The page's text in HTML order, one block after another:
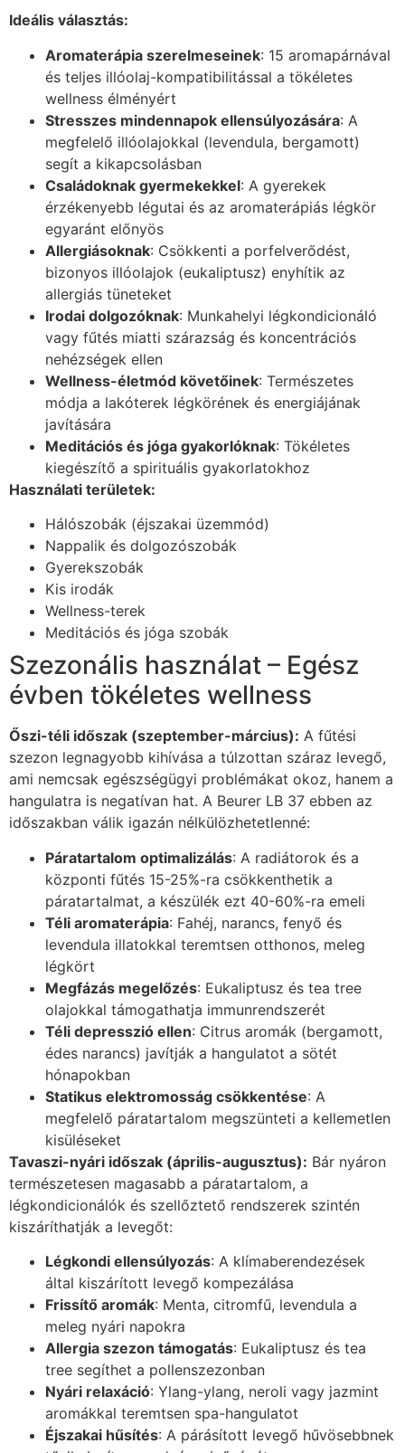
Ideális választás:
Aromaterápia szerelmeseinek: 15 aromapárnával
és teljes illóolaj-kompatibilitással a tökéletes
wellness élményért
Stresszes mindennapok ellensúlyozására: A
megfelelő illóolajokkal (levendula, bergamott)
segít a kikapcsolásban
Családoknak gyermekekkel: A gyerekek
érzékenyebb légutai és az aromaterápiás légkör
egyaránt előnyös
Allergiásoknak: Csökkenti a porfelverődést,
bizonyos illóolajok (eukaliptusz) enyhítik az
allergiás tüneteket
Irodai dolgozóknak: Munkahelyi légkondicionáló
vagy fűtés miatti szárazság és koncentrációs
nehézségek ellen
Wellness-életmód követőinek: Természetes
módja a lakóterek légkörének és energiájának
javítására
Meditációs és jóga gyakorlóknak: Tökéletes
kiegészítő a spirituális gyakorlatokhoz
Használati területek:
Hálószobák (éjszakai üzemmód)
Nappalik és dolgozószobák
Gyerekszobák
Kis irodák
Wellness-terek
Meditációs és jóga szobák
Szezonális használat – Egész
évben tökéletes wellness
Őszi-téli időszak (szeptember-március): A fűtési
szezon legnagyobb kihívása a túlzottan száraz levegő,
ami nemcsak egészségügyi problémákat okoz, hanem a
hangulatra is negatívan hat. A Beurer LB 37 ebben az
időszakban válik igazán nélkülözhetetlenné:
Páratartalom optimalizálás: A radiátorok és a
központi fűtés 15-25%-ra csökkenthetik a
páratartalmat, a készülék ezt 40-60%-ra emeli
Téli aromaterápia: Fahéj, narancs, fenyő és
levendula illatokkal teremtsen otthonos, meleg
légkört
Megfázás megelőzés: Eukaliptusz és tea tree
olajokkal támogathatja immunrendszerét
Téli depresszió ellen: Citrus aromák (bergamott,
édes narancs) javítják a hangulatot a sötét
hónapokban
Statikus elektromosság csökkentése: A
megfelelő páratartalom megszünteti a kellemetlen
kisüléseket
Tavaszi-nyári időszak (április-augusztus): Bár nyáron
természetesen magasabb a páratartalom, a
légkondicionálók és szellőztető rendszerek szintén
kiszáríthatják a levegőt:
Légkondi ellensúlyozás: A klímaberendezések
által kiszárított levegő kompezálása
Frissítő aromák: Menta, citromfű, levendula a
meleg nyári napokra
Allergia szezon támogatás: Eukaliptusz és tea
tree segíthet a pollenszezonban
Nyári relaxáció: Ylang-ylang, neroli vagy jazmint
aromákkal teremtsen spa-hangulatot
Éjszakai hűsítés: A párásított levegő hűvösebbnek